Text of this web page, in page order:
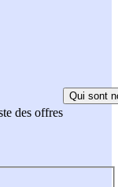
des offres
Qui sont